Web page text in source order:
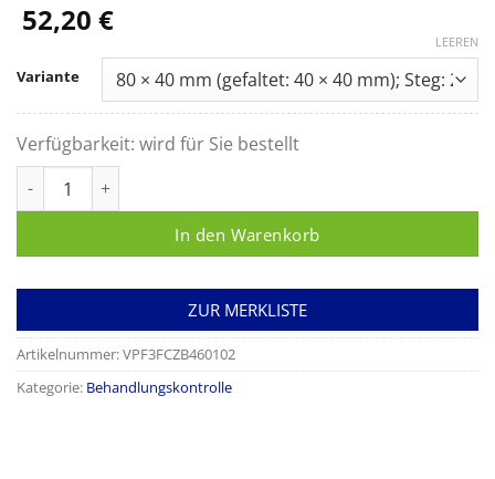
52,20 €
Variante
LEEREN
Verfügbarkeit: wird für Sie bestellt
In den Warenkorb
ZUR MERKLISTE
Artikelnummer:VPF3FCZB460102
Kategorie: Behandlungskontrolle